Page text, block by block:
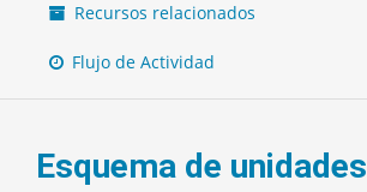
Recursos relacionados
Flujo de Actividad
Esquema de unidades